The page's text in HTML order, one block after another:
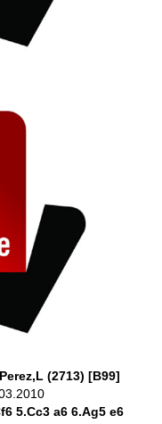
(2713) [B99]
5.Cc3 a6 6.Ag5 e6